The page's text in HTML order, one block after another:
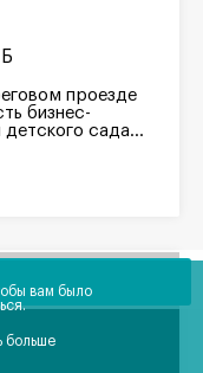
проезде
бизнес-
сада...
вам было
больше